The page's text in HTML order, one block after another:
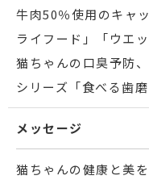
牛肉50％使用のキャ
ライフード」「ウエ
猫ちゃんの口臭予防
シリーズ「食べる歯
メッセージ
猫ちゃんの健康と美